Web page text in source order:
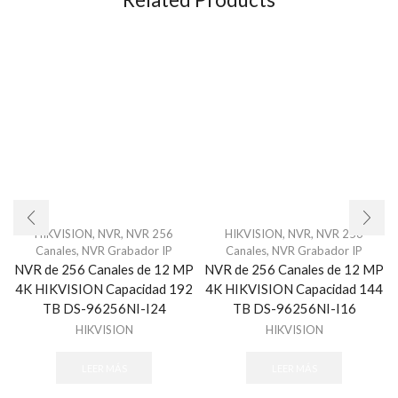
HIKVISION, NVR, NVR 256
Canales, NVR Grabador IP
NVR de 256 Canales de 12 MP
4K HIKVISION Capacidad 192
TB DS-96256NI-I24
HIKVISION
HIKVISION, NVR, NVR 256
Canales, NVR Grabador IP
NVR de 256 Canales de 12 MP
4K HIKVISION Capacidad 144
TB DS-96256NI-I16
HIKVISION